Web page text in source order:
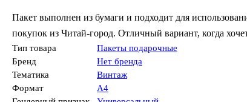
Пакет выполнен из бумаги и подходит для
покупок из Читай-город. Отличный вариант, когда
Тип товара
Пакеты подарочные
Бренд
Нет бренда
Тематика
Винтаж
Формат
А4